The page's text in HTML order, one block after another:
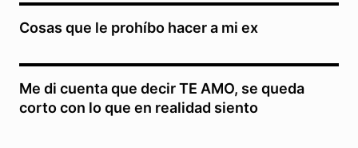
Cosas que le prohíbo hacer a mi ex
Me di cuenta que decir TE AMO, se queda
corto con lo que en realidad siento